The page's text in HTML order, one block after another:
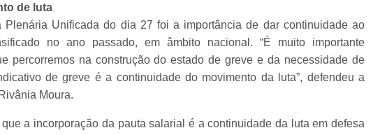
de luta
Plenária Unificada do dia 27 foi a importância de dar continuidade ao
no ano passado, em âmbito nacional. “É muito importante
percorremos na construção do estado de greve e da necessidade de
de greve é a continuidade do movimento da luta”, defendeu a
Moura.
a incorporação da pauta salarial é a continuidade da luta em defesa